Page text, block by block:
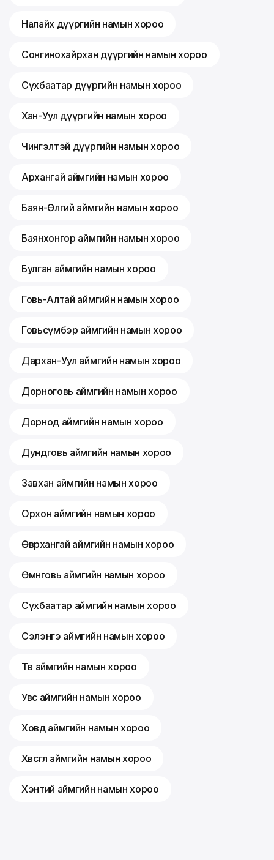
Налайх дүүргийн намын хороо
Сонгинохайрхан дүүргийн намын хороо
Сүхбаатар дүүргийн намын хороо
Хан-Уул дүүргийн намын хороо
Чингэлтэй дүүргийн намын хороо
Архангай аймгийн намын хороо
Баян-Өлгий аймгийн намын хороо
Баянхонгор аймгийн намын хороо
Булган аймгийн намын хороо
Говь-Алтай аймгийн намын хороо
Говьсүмбэр аймгийн намын хороо
Дархан-Уул аймгийн намын хороо
Дорноговь аймгийн намын хороо
Дорнод аймгийн намын хороо
Дундговь аймгийн намын хороо
Завхан аймгийн намын хороо
Орхон аймгийн намын хороо
Өвөрхангай аймгийн намын хороо
Өмнөговь аймгийн намын хороо
Сүхбаатар аймгийн намын хороо
Сэлэнгэ аймгийн намын хороо
Төв аймгийн намын хороо
Увс аймгийн намын хороо
Ховд аймгийн намын хороо
Хөвсгөл аймгийн намын хороо
Хэнтий аймгийн намын хороо